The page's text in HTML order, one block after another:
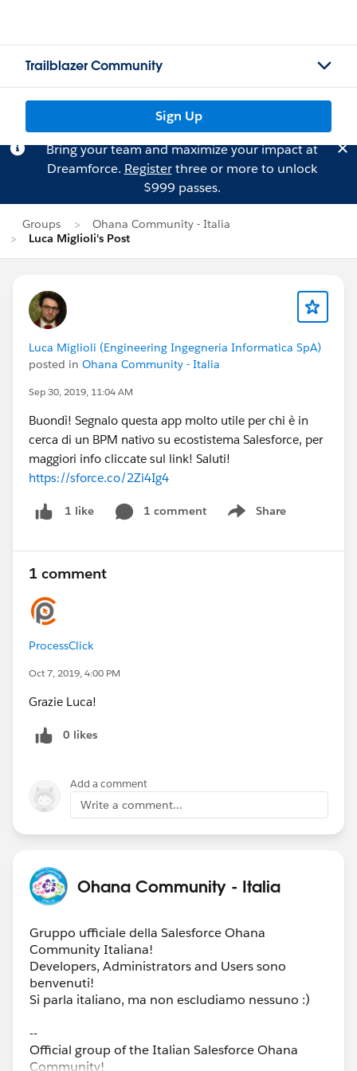
Trailblazer Community
Sign Up
Bring your team and maximize your impact at
Dreamforce. Registerthree or more to unlock
$999 passes.
Groups
Ohana Community - Italia
Luca Miglioli's Post
Luca Miglioli (Engineering Ingegneria Informatica SpA)
posted in Ohana Community - Italia
Sep 30, 2019, 11:04 AM
Buondì! Segnalo questa app molto utile per chi è in
cerca di un BPM nativo su ecostistema Salesforce, per
maggiori info cliccate sul link! Saluti!
https://sforce.co/2Zi4Ig4
1 like 1 comment Share
Show menu
1 comment
ProcessClick
Oct 7, 2019, 4:00 PM
Grazie Luca!
0 likes
Add a comment
Write a comment...
Ohana Community - Italia
Gruppo ufficiale della Salesforce Ohana
Community Italiana!
Developers, Administrators and Users sono
benvenuti!
Si parla italiano, ma non escludiamo nessuno :)
--
Official group of the Italian Salesforce Ohana
Community!